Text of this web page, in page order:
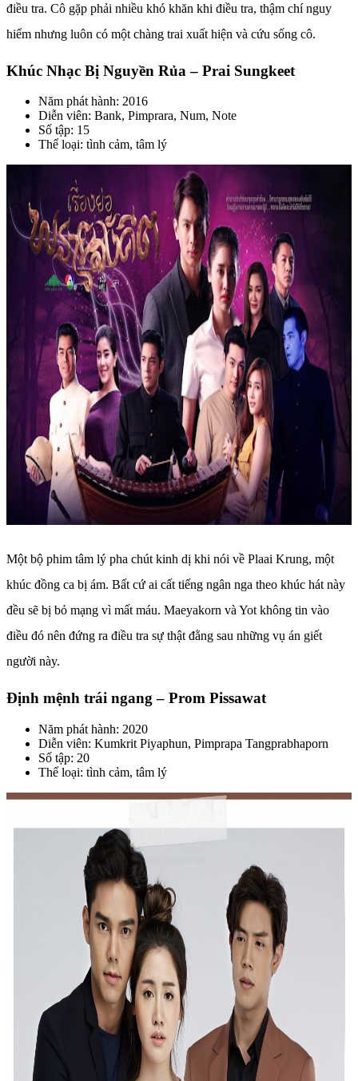
điều tra. Cô gặp phải nhiều khó khăn khi điều tra, thậm chí nguy
hiểm nhưng luôn có một chàng trai xuất hiện và cứu sống cô.
Khúc Nhạc Bị Nguyền Rủa – Prai Sungkeet
Năm phát hành: 2016
Diễn viên: Bank, Pimprara, Num, Note
Số tập: 15
Thể loại: tình cảm, tâm lý
Một bộ phim tâm lý pha chút kinh dị khi nói về Plaai Krung, một
khúc đồng ca bị ám. Bất cứ ai cất tiếng ngân nga theo khúc hát này
đều sẽ bị bỏ mạng vì mất máu. Maeyakorn và Yot không tin vào
điều đó nên đứng ra điều tra sự thật đằng sau những vụ án giết
người này.
Định mệnh trái ngang – Prom Pissawat
Năm phát hành: 2020
Diễn viên: Kumkrit Piyaphun, Pimprapa Tangprabhaporn
Số tập: 20
Thể loại: tình cảm, tâm lý